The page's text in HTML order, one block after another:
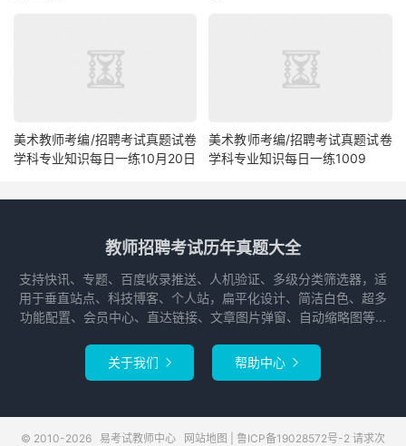
美术教师考编/招聘考试真题试卷
学科专业知识每日一练10月20日
美术教师考编/招聘考试真题试卷
学科专业知识每日一练1009
教师招聘考试历年真题大全
支持快讯、专题、百度收录推送、人机验证、多级分类筛选器，适
用于垂直站点、科技博客、个人站，扁平化设计、简洁白色、超多
功能配置、会员中心、直达链接、文章图片弹窗、自动缩略图等...
关于我们  帮助中心 
© 2010-2026 易考试教师中心 网站地图 鲁ICP备19028572号-2 请求次